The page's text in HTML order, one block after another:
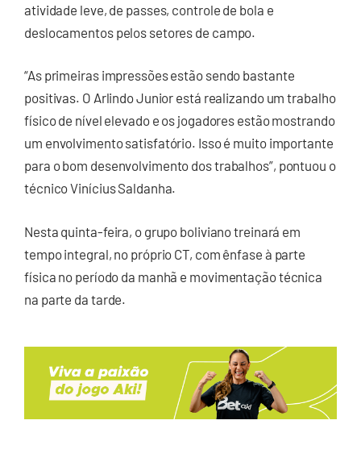
atividade leve, de passes, controle de bola e
deslocamentos pelos setores de campo.
“As primeiras impressões estão sendo bastante
positivas. O Arlindo Junior está realizando um trabalho
físico de nível elevado e os jogadores estão mostrando
um envolvimento satisfatório. Isso é muito importante
para o bom desenvolvimento dos trabalhos”, pontuou o
técnico Vinícius Saldanha.
Nesta quinta-feira, o grupo boliviano treinará em
tempo integral, no próprio CT, com ênfase à parte
física no período da manhã e movimentação técnica
na parte da tarde.